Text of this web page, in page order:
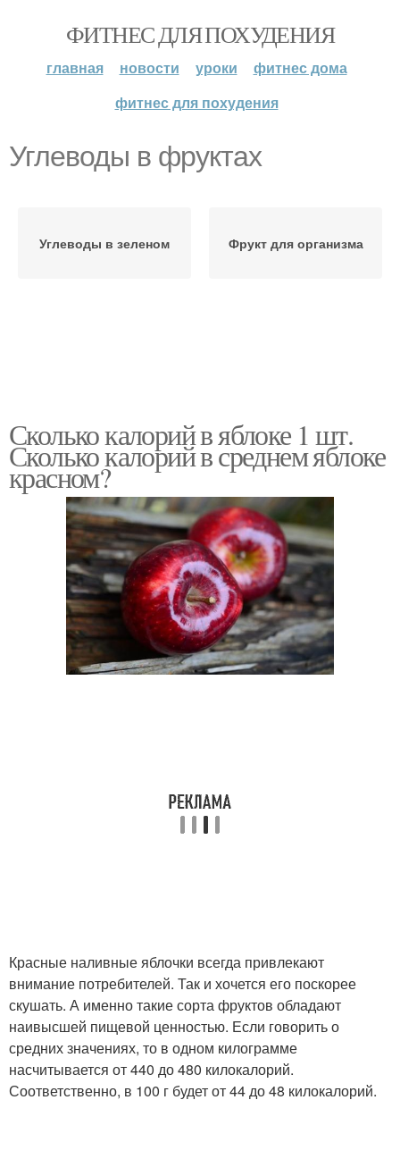
ФИТНЕС ДЛЯ ПОХУДЕНИЯ
главная новости уроки
фитнес дома
фитнес для похудения
Углеводы в фруктах
Углеводы в зеленом Фрукт для организма
Сколько калорий в яблоке 1 шт.
Сколько калорий в среднем яблоке
красном?
Красные наливные яблочки всегда привлекают
внимание потребителей. Так и хочется его поскорее
скушать. А именно такие сорта фруктов обладают
наивысшей пищевой ценностью. Если говорить о
средних значениях, то в одном килограмме
насчитывается от 440 до 480 килокалорий.
Соответственно, в 100 г будет от 44 до 48 килокалорий.